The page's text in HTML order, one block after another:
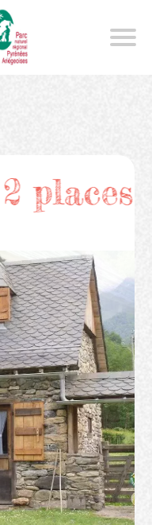
places